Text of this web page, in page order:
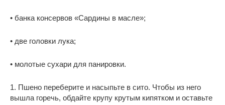
• банка консервов «Сардины в масле»;
• две головки лука;
• молотые сухари для панировки.
1. Пшено переберите и насыпьте в сито. Чтобы из него
вышла горечь, обдайте крупу крутым кипятком и оставьте